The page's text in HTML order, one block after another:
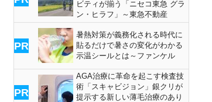
ビティが揃う「ニセコ東急 グラ
ン・ヒラフ」～東急不動産
PR
暑熱対策が義務化される時代に
貼るだけで暑さの変化がわかる
示温シールとは～ファンケル
PR
AGA治療に革命を起こす検査技
術「スキャビジョン」銀クリが
提示する新しい薄毛治療のあり